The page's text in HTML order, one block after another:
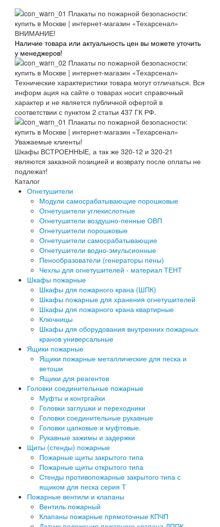
ВНИМАНИЕ!
Наличие товара или актуальность цен вы можете уточить
у менеджеров!
Технические характеристики товара могут отличаться. Вся
информ ация на сайте о товарах носит справочный
характер и не является публичной офертой в
соответствии с пунктом 2 статьи 437 ГК РФ.
Уважаемые клиенты!
Шкафы ВСТРОЕННЫЕ, а так же 320-12 и 320-21
являются заказной позицией и возврату после оплаты не
подлежат!
Каталог
Огнетушители
Модули самосрабатывающие порошковые
Огнетушители углекислотные
Огнетушители воздушно-пенные ОВП
Огнетушители порошковые
Огнетушители самосрабатывающие
Огнетушители водно-эмульсионные
Пенообразователи (генераторы пены)
Чехлы для огнетушителей - материал ТЕНТ
Шкафы пожарные
Шкафы для пожарного крана (ШПК)
Шкафы пожарные для хранения огнетушителей
Шкафы для пожарного крана квартирные
Ключницы
Шкафы для оборудования внутренних пожарных
кранов универсальные
Ящики пожарные
Ящики пожарные металлические для песка и
ветоши
Ящики для реагентов
Головки соединительные пожарные
Муфты и контргайки
Головки заглушки и переходники
Головки соединительные рукавные
Головки цапковые и муфтовые.
Рукавные зажимы и задержки
Щиты (стенды) пожарные
Пожарные щиты закрытого типа
Пожарные щиты открытого типа
Стенды противопожарные закрытого типа с
ящиком для песка серия Т
Пожарные вентили и клапаны
Вентиль пожарный
Клапаны пожарные прямоточные КПЧП